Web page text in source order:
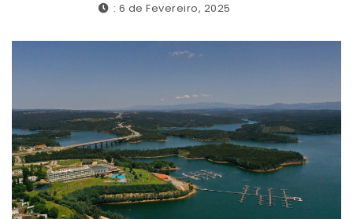
: 6 de Fevereiro, 2025